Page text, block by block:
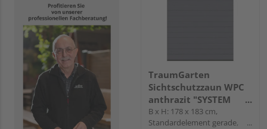
TraumGarten
Sichtschutzzaun WPC
anthrazit "SYSTEM
WPC CLASSIC"
B x H: 178 x 183 cm,
Standardelement gerade,